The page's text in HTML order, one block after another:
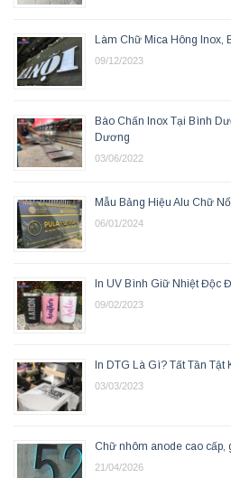
Làm Chữ Mica Hông Inox,
09/12/2023
Bào Chấn Inox Tại Bình
Dương
03/06/2022
Mẫu Bảng Hiệu Alu Chữ
06/01/2024
In UV Bình Giữ Nhiệt Độc
09/02/2023
In DTG Là Gì? Tất Tần Tật
03/03/2023
Chữ nhôm anode cao cấp,
21/04/2026